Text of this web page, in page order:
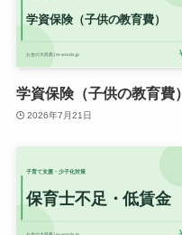
学資保険（子供の教育費）
2026年7月21日